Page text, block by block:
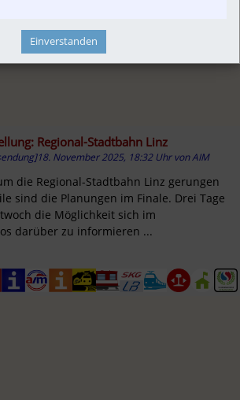
Regional-Stadtbahn Linz
18. November 2025, 18:32 Uhr vonAIM
die Regional-Stadtbahn Linz gerungen
sind die Planungen im Finale. Drei Tage
die Möglichkeit sich im
darüber zu informieren ...
Einverstanden